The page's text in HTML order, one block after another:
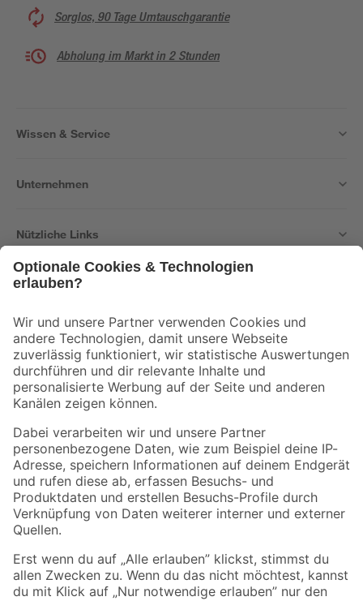
Sorglos, 90 Tage Umtauschgarantie
Abholung im Markt in 2 Stunden
Wissen & Service
Unternehmen
Nützliche Links
Der toom Newsletter: Keine Angebote und Aktionen mehr verpassen!
Zur Newsletter Anmeldung
Folge uns
Zahlungsarten Versandarten
Sicher einkaufen
Jetzt die toom-App herunterladen